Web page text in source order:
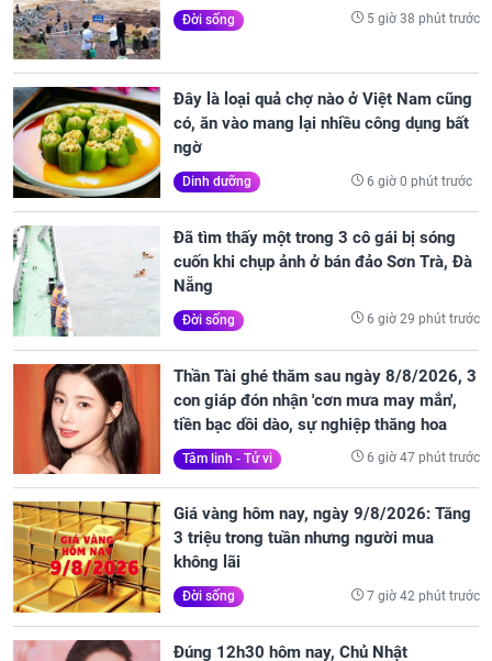
Đời sống 5 giờ 38 phút trước
Đây là loại quả chợ nào ở Việt Nam cũng
có, ăn vào mang lại nhiều công dụng bất
ngờ
Dinh dưỡng 6 giờ 0 phút trước
Đã tìm thấy một trong 3 cô gái bị sóng
cuốn khi chụp ảnh ở bán đảo Sơn Trà, Đà
Nẵng
Đời sống 6 giờ 29 phút trước
Thần Tài ghé thăm sau ngày 8/8/2026, 3
con giáp đón nhận 'cơn mưa may mắn',
tiền bạc dồi dào, sự nghiệp thăng hoa
Tâm linh - Tử vi 6 giờ 47 phút trước
Giá vàng hôm nay, ngày 9/8/2026: Tăng
3 triệu trong tuần nhưng người mua
không lãi
Đời sống 7 giờ 42 phút trước
Đúng 12h30 hôm nay, Chủ Nhật